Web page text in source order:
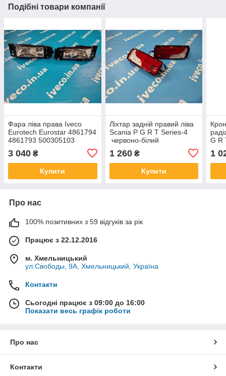
Подібні товари компанії
Фара ліва права Iveco
Eurotech Eurostar 4861794
4861793 500305103
TD0159008L TD0159008R
Івеко
3 040 ₴
Купити
Ліхтар задній правий ліва
Scania P G R T Series-4
червоно-білий
ISS1039LKLH 400 x 161 x
87
1 260₴
Купити
G R
1
Про нас
100% позитивних з 59 відгуків за рік
Працює з 22.12.2016
м. Хмельницький
ул.Свободы, 9А, Хмельницький, Україна
Контакти
Сьогодні працює з 09:00 до 16:00
Показати весь графік роботи
Про нас
Контакти